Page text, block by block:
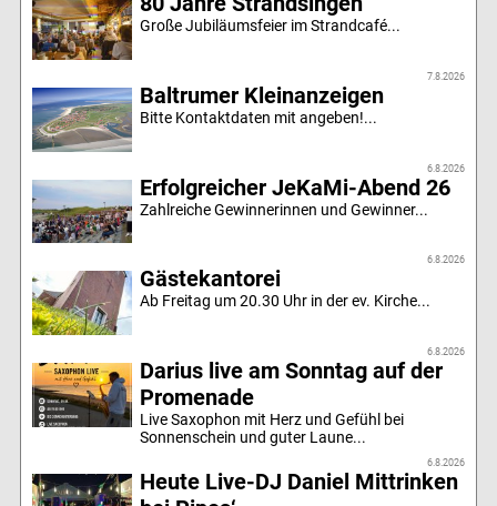
Große Jubiläumsfeier im Strandcafé...
7.8.2026
Baltrumer Kleinanzeigen
Bitte Kontaktdaten mit angeben!...
6.8.2026
Erfolgreicher JeKaMi-Abend 26
Zahlreiche Gewinnerinnen und Gewinner...
6.8.2026
Gästekantorei
Ab Freitag um 20.30 Uhr in der ev. Kirche...
6.8.2026
Darius live am Sonntag auf der
Promenade
Live Saxophon mit Herz und Gefühl bei
Sonnenschein und guter Laune...
6.8.2026
Heute Live-DJ Daniel Mittrinken